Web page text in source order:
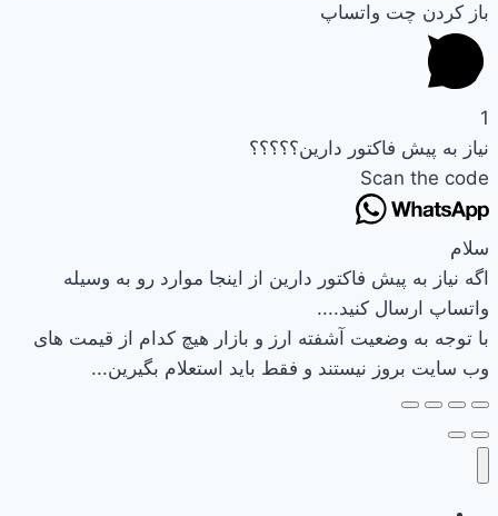
باز کردن چت واتساپ
1
نیاز به پیش فاکتور دارین؟؟؟؟؟
Scan the code
سلام
اگه نیاز به پیش فاکتور دارین از اینجا موارد رو به وسیله
واتساپ ارسال کنید....
با توجه به وضعیت آشفته ارز و بازار هیچ کدام از قیمت های
وب سایت بروز نیستند و فقط باید استعلام بگیرین...